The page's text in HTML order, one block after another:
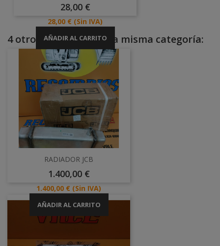
Precio
28,00 €
Precio
28,00 € (Sin IVA)
AÑADIR AL CARRITO
4 otros productos en la misma categoría:
RADIADOR JCB
Precio
1.400,00 €
Precio
1.400,00 € (Sin IVA)
AÑADIR AL CARRITO